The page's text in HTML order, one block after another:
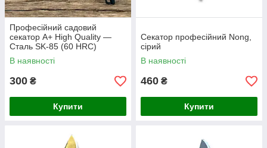
Професійний садовий
секатор A+ High Quality —
Сталь SK-85 (60 HRC)
В наявності
300 ₴
Купити
Секатор професійний Nong,
сірий
В наявності
460 ₴
Купити